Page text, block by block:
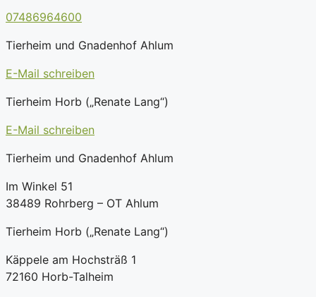
07486964600
Tierheim und Gnadenhof Ahlum
E-Mail schreiben
Tierheim Horb („Renate Lang“)
E-Mail schreiben
Tierheim und Gnadenhof Ahlum
Im Winkel 51
38489 Rohrberg – OT Ahlum
Tierheim Horb („Renate Lang“)
Käppele am Hochsträß 1
72160 Horb-Talheim